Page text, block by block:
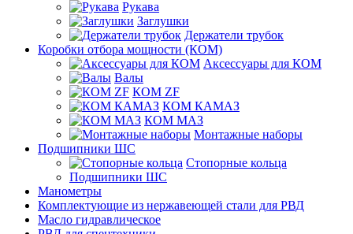
Рукава
Заглушки
Держатели трубок
Коробки отбора мощности (КОМ)
Аксессуары для КОМ
Валы
КОМ ZF
КОМ КАМАЗ
КОМ МАЗ
Монтажные наборы
Подшипники ШС
Стопорные кольца
Подшипники ШС
Манометры
Комплектующие из нержавеющей стали для РВД
Масло гидравлическое